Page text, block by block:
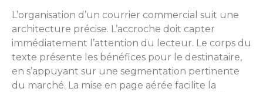
L’organisation d’un courrier commercial suit une
architecture précise. L’accroche doit capter
immédiatement l’attention du lecteur. Le corps du
texte présente les bénéfices pour le destinataire,
en s’appuyant sur une segmentation pertinente
du marché. La mise en page aérée facilite la